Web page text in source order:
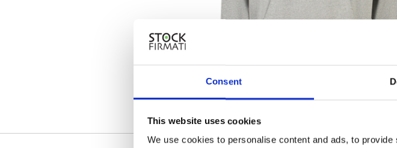
Consent
This website uses cookies
We use cookies to personalise content and ads, to